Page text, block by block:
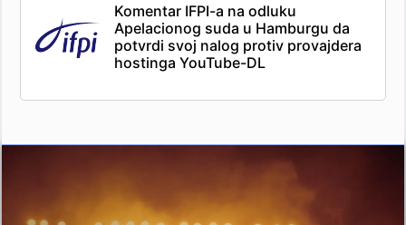
Komentar IFPI-a na odluku
Apelacionog suda u Hamburgu da
potvrdi svoj nalog protiv provajdera
hostinga YouTube-DL